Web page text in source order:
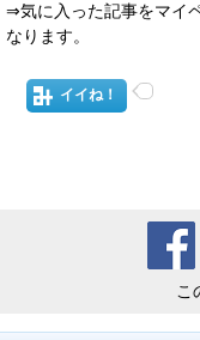
⇒気に入った記事をマイ
なります。
イイね！
こ